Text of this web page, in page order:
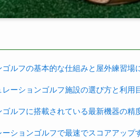
ルフの基本的な仕組みと屋外練習場
レーションゴルフ施設の選び方と利用
ルフに搭載されている最新機器の精
ションゴルフで最速でスコアアップ